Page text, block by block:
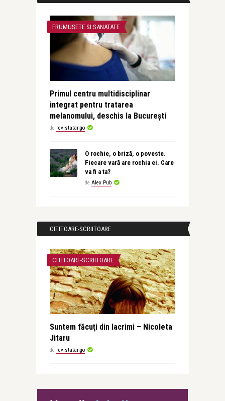
FRUMUSETE SI SANATATE
Primul centru multidisciplinar
integrat pentru tratarea
melanomului, deschis la București
de revistatango
O rochie, o briză, o poveste.
Fiecare vară are rochia ei. Care
va fi a ta?
de Alex Pub
CITITOARE-SCRIITOARE
CITITOARE-SCRIITOARE
Suntem făcuţi din lacrimi – Nicoleta
Jitaru
de revistatango